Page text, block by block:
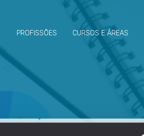
PROFISSÕES CURSOS E ÁREAS